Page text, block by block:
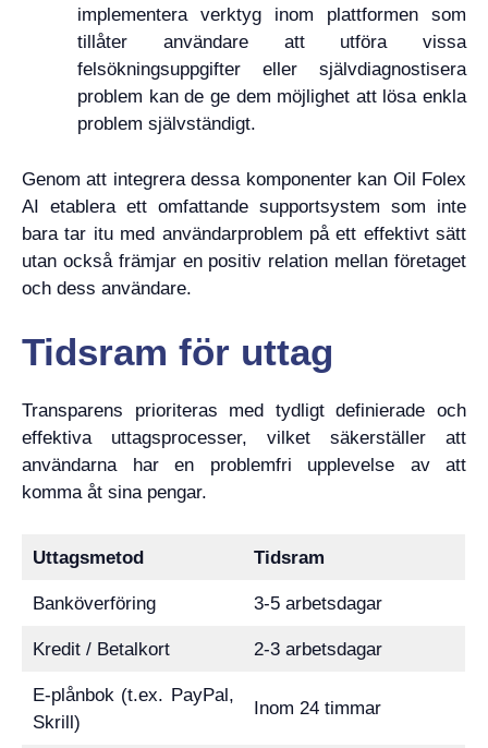
implementera verktyg inom plattformen som
tillåter användare att utföra vissa
felsökningsuppgifter eller självdiagnostisera
problem kan de ge dem möjlighet att lösa enkla
problem självständigt.
Genom att integrera dessa komponenter kan Oil Folex
AI etablera ett omfattande supportsystem som inte
bara tar itu med användarproblem på ett effektivt sätt
utan också främjar en positiv relation mellan företaget
och dess användare.
Tidsram för uttag
Transparens prioriteras med tydligt definierade och
effektiva uttagsprocesser, vilket säkerställer att
användarna har en problemfri upplevelse av att
komma åt sina pengar.
Uttagsmetod Tidsram
Banköverföring 3-5 arbetsdagar
Kredit / Betalkort 2-3 arbetsdagar
E-plånbok (t.ex. PayPal,
Skrill)
Inom 24 timmar